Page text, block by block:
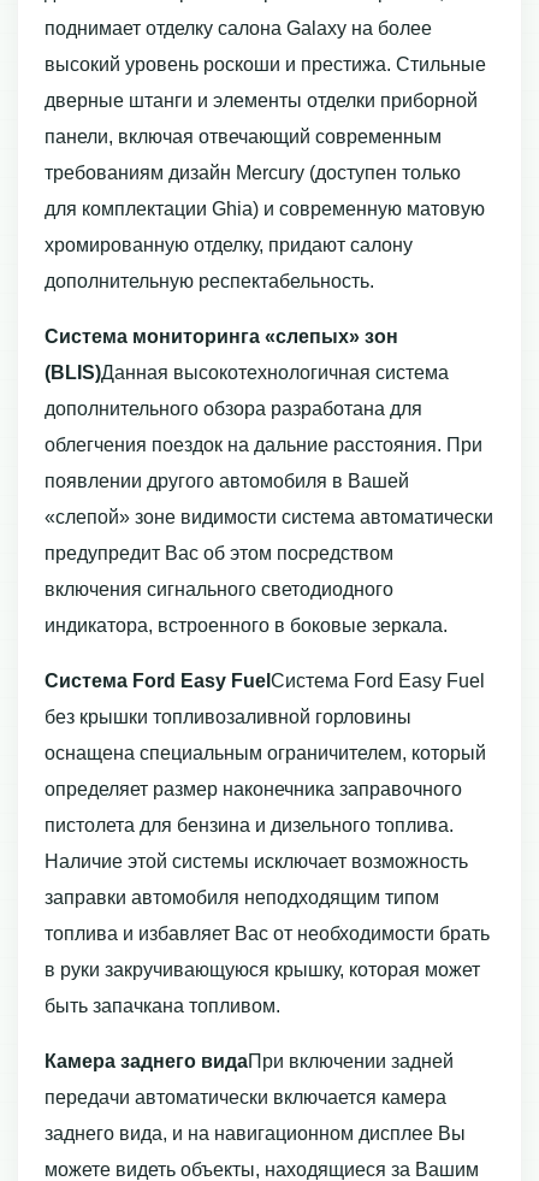
поднимает отделку салона Galaxy на более
высокий уровень роскоши и престижа. Стильные
дверные штанги и элементы отделки приборной
панели, включая отвечающий современным
требованиям дизайн Mercury (доступен только
для комплектации Ghia) и современную матовую
хромированную отделку, придают салону
дополнительную респектабельность.
Система мониторинга «слепых» зон
(BLIS)Данная высокотехнологичная система
дополнительного обзора разработана для
облегчения поездок на дальние расстояния. При
появлении другого автомобиля в Вашей
«слепой» зоне видимости система автоматически
предупредит Вас об этом посредством
включения сигнального светодиодного
индикатора, встроенного в боковые зеркала.
Система Ford Easy Fuel Система Ford Easy Fuel
без крышки топливозаливной горловины
оснащена специальным ограничителем, который
определяет размер наконечника заправочного
пистолета для бензина и дизельного топлива.
Наличие этой системы исключает возможность
заправки автомобиля неподходящим типом
топлива и избавляет Вас от необходимости брать
в руки закручивающуюся крышку, которая может
быть запачкана топливом.
Камера заднего видаПри включении задней
передачи автоматически включается камера
заднего вида, и на навигационном дисплее Вы
можете видеть объекты, находящиеся за Вашим